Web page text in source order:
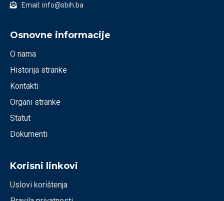
Email: info@sbih.ba
Osnovne informacije
O nama
Historija stranke
Kontakti
Organi stranke
Statut
Dokumenti
Korisni linkovi
Uslovi korištenja